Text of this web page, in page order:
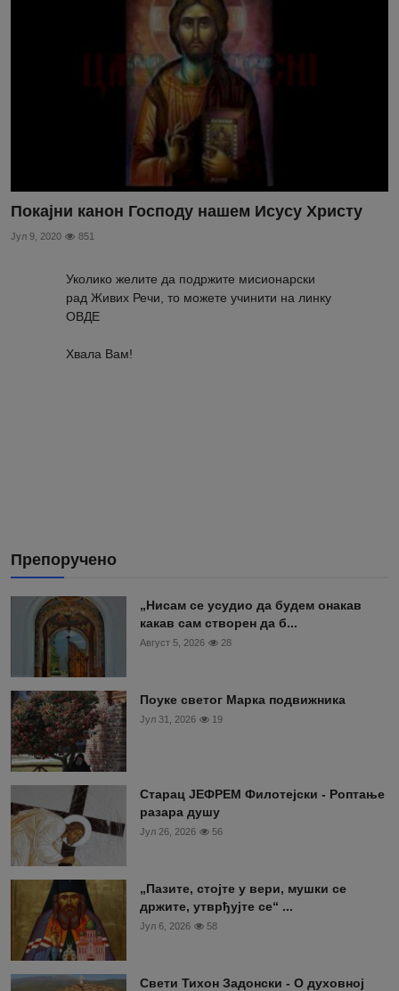
Покајни канон Господу нашем Исусу Христу
Јул 9, 2020 851
Уколико желите да подржите мисионарски
рад Живих Речи, то можете учинити на линку
ОВДЕ
Хвала Вам!
Препоручено
„Нисам се усудио да будем онакав
какав сам створен да б...
Август 5, 2026 28
Поуке светог Марка подвижника
Јул 31, 2026 19
Старац ЈЕФРЕМ Филотејски - Роптање
разара душу
Јул 26, 2026 56
„Пазите, стојте у вери, мушки се
држите, утврђујте се“ ...
Јул 6, 2026 58
Свети Тихон Задонски - О духовној